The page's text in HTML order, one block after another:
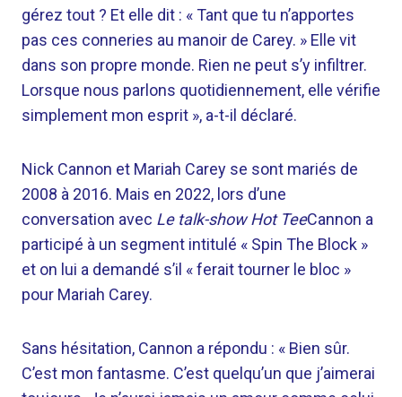
gérez tout ? Et elle dit : « Tant que tu n’apportes
pas ces conneries au manoir de Carey. » Elle vit
dans son propre monde. Rien ne peut s’y infiltrer.
Lorsque nous parlons quotidiennement, elle vérifie
simplement mon esprit », a-t-il déclaré.
Nick Cannon et Mariah Carey se sont mariés de
2008 à 2016. Mais en 2022, lors d’une
conversation avec Le talk-show Hot TeeCannon a
participé à un segment intitulé « Spin The Block »
et on lui a demandé s’il « ferait tourner le bloc »
pour Mariah Carey.
Sans hésitation, Cannon a répondu : « Bien sûr.
C’est mon fantasme. C’est quelqu’un que j’aimerai